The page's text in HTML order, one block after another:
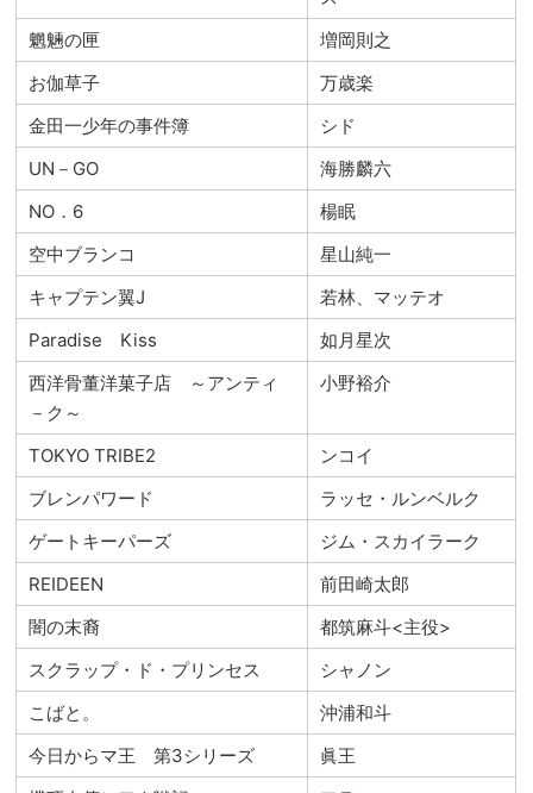
魍魎の匣
増岡則之
お伽草子
万歳楽
金田一少年の事件簿
シド
UN－GO
海勝麟六
NO．6
楊眠
空中ブランコ
星山純一
キャプテン翼J
若林、マッテオ
Paradise Kiss
如月星次
西洋骨董洋菓子店 ～アンティ
－ク～
小野裕介
TOKYO TRIBE2
ンコイ
ブレンパワード
ラッセ・ルンベルク
ゲートキーパーズ
ジム・スカイラーク
REIDEEN
前田崎太郎
闇の末裔
都筑麻斗<主役>
スクラップ・ド・プリンセス
シャノン
こばと。
沖浦和斗
今日からマ王 第3シリーズ
眞王